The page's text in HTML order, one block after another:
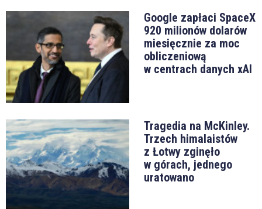
Google zapłaci SpaceX
920 milionów dolarów
miesięcznie za moc
obliczeniową
w centrach danych xAI
Tragedia na McKinley.
Trzech himalaistów
z Łotwy zginęło
w górach, jednego
uratowano